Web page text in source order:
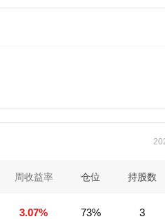
周收益率 仓位 持股数
3.07% 73% 3